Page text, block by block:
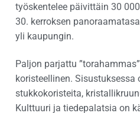
työskentelee päivittäin 30
30. kerroksen
yli kaupungin.
Paljon parjattu
koristeellinen.
stukkokoristeita,
Kulttuuri ja tiedepalatsia on